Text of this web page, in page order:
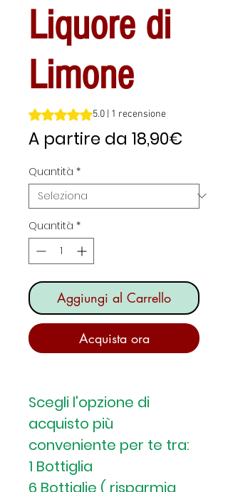
Liquore di
Limone
Sulla base di 1 recensione, la
5.0 | 1 recensione
A partire da 18,90€
Quantità *
Quantità *
Aggiungi al Carrello
Acquista ora
Scegli l'opzione di
acquisto più
conveniente per te tra:
1 Bottiglia
6 Bottiglie ( risparmia